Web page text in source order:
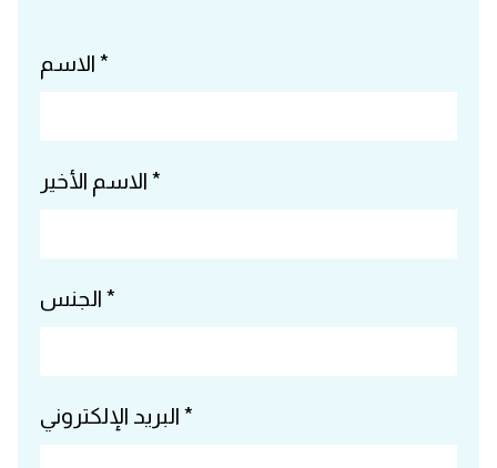
الاسم *
الاسم الأخير *
الجنس *
البريد الإلكتروني *